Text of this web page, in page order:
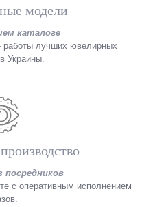
модели
каталоге
работы лучших ювелирных
Украины.
посредников
с оперативным исполнением